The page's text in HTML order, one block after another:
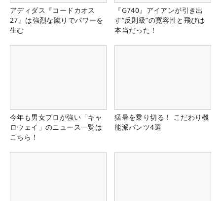
アディダス『コードカオス
27』は強烈な蹴りでパワーを
生む
『G740』アイアンが引き出
す“反則級”の寛容性と飛びは
本当だった！
今年も男女プロが強い「キャ
ロウェイ」のニュース一覧は
こちら！
猛暑を乗り切る！ こだわり機
能派パンツ4選